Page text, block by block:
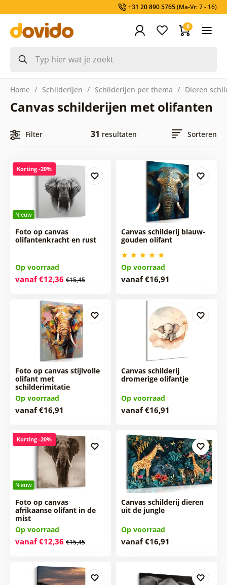
+31 20 890 5765(Ma-Vr: 7 - 16)
0
Home Schilderijen Schilderijen per thema Dieren
Canvas schilderijen met olifanten
Filter 31 resultaten Sorteren
Nieuw
Korting -20%
Foto op canvas
olifantenkracht en rust
Op voorraad
vanaf €12,36 €15,45
Canvas schilderij blauw-
gouden olifant
Op voorraad
vanaf €16,91
Foto op canvas stijlvolle
olifant met
schilderimitatie
Op voorraad
vanaf €16,91
Canvas schilderij
dromerige olifantje
Op voorraad
vanaf €16,91
Nieuw
Korting -20%
Foto op canvas
afrikaanse olifant in de
mist
Op voorraad
vanaf €12,36 €15,45
Canvas schilderij dieren
uit de jungle
Op voorraad
vanaf €16,91